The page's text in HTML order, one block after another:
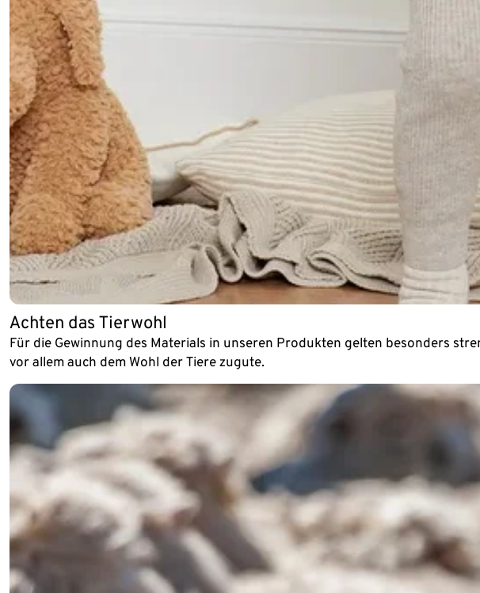
Achten das Tierwohl
Für die Gewinnung des Materials in unseren Produkten gelten besonders
vor allem auch dem Wohl der Tiere zugute.